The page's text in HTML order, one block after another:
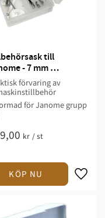
till
- 7 mm
2 och 3
förvaring av
för Janome grupp
kr /st